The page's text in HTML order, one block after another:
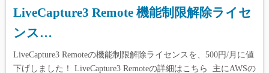
LiveCapture3 Remote 機能制限解除ライセ
ンス…
LiveCapture3 Remoteの機能制限解除ライセンスを、500円/月に値
下げしました！ LiveCapture3 Remoteの詳細はこちら 主にAWSの